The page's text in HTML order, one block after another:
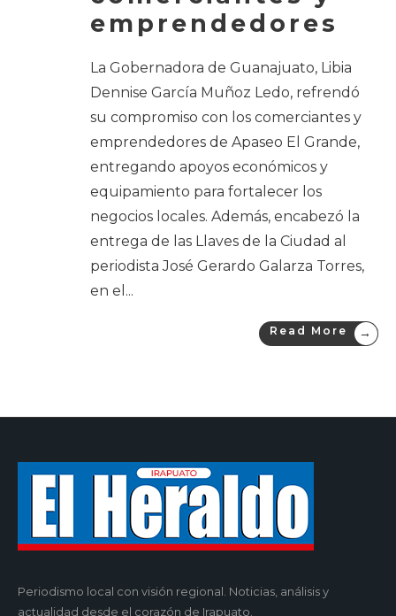
emprendedores
La Gobernadora de Guanajuato, Libia
Dennise García Muñoz Ledo, refrendó
su compromiso con los comerciantes y
emprendedores de Apaseo El Grande,
entregando apoyos económicos y
equipamiento para fortalecer los
negocios locales. Además, encabezó la
entrega de las Llaves de la Ciudad al
periodista José Gerardo Galarza Torres,
en el ...
Read More →
Periodismo local con visión regional. Noticias, análisis y
actualidad desde el corazón de Irapuato.